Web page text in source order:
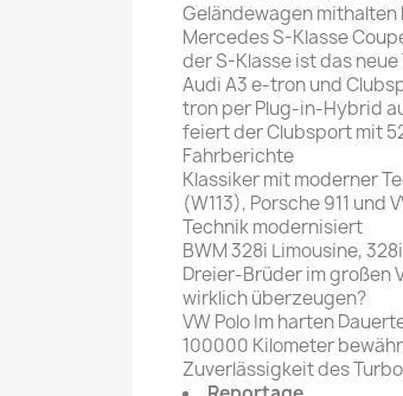
Geländewagen mithalten
Mercedes S-Klasse
der S-Klasse ist das
Audi A3 e-tron und
tron per Plug-in-Hybrid
feiert der Clubsport mit
Fahrberichte
Klassiker mit moderner
(W113), Porsche 911 und
Technik modernisiert
BWM 328i Limousine,
Dreier-Brüder im großen
wirklich überzeugen?
VW Polo Im harten
100000 Kilometer
Zuverlässigkeit des